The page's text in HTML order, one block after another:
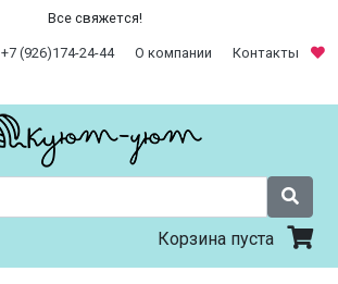
Все свяжется!
+7 (926)174-24-44 О компании
Контакты
Корзина пуста